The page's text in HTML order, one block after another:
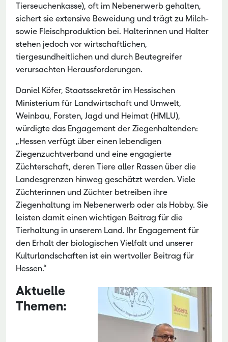
Tierseuchenkasse), oft im Nebenerwerb gehalten,
sichert sie extensive Beweidung und trägt zu Milch-
sowie Fleischproduktion bei. Halterinnen und Halter
stehen jedoch vor wirtschaftlichen,
tiergesundheitlichen und durch Beutegreifer
verursachten Herausforderungen.
Daniel Köfer, Staatssekretär im Hessischen
Ministerium für Landwirtschaft und Umwelt,
Weinbau, Forsten, Jagd und Heimat (HMLU),
würdigte das Engagement der Ziegenhaltenden:
„Hessen verfügt über einen lebendigen
Ziegenzuchtverband und eine engagierte
Züchterschaft, deren Tiere aller Rassen über die
Landesgrenzen hinweg geschätzt werden. Viele
Züchterinnen und Züchter betreiben ihre
Ziegenhaltung im Nebenerwerb oder als Hobby. Sie
leisten damit einen wichtigen Beitrag für die
Tierhaltung in unserem Land. Ihr Engagement für
den Erhalt der biologischen Vielfalt und unserer
Kulturlandschaften ist ein wertvoller Beitrag für
Hessen.“
Aktuelle
Themen: